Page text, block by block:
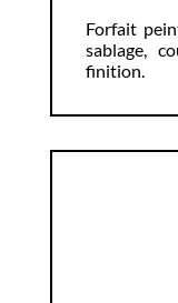
Forfait
sablage,
finition.